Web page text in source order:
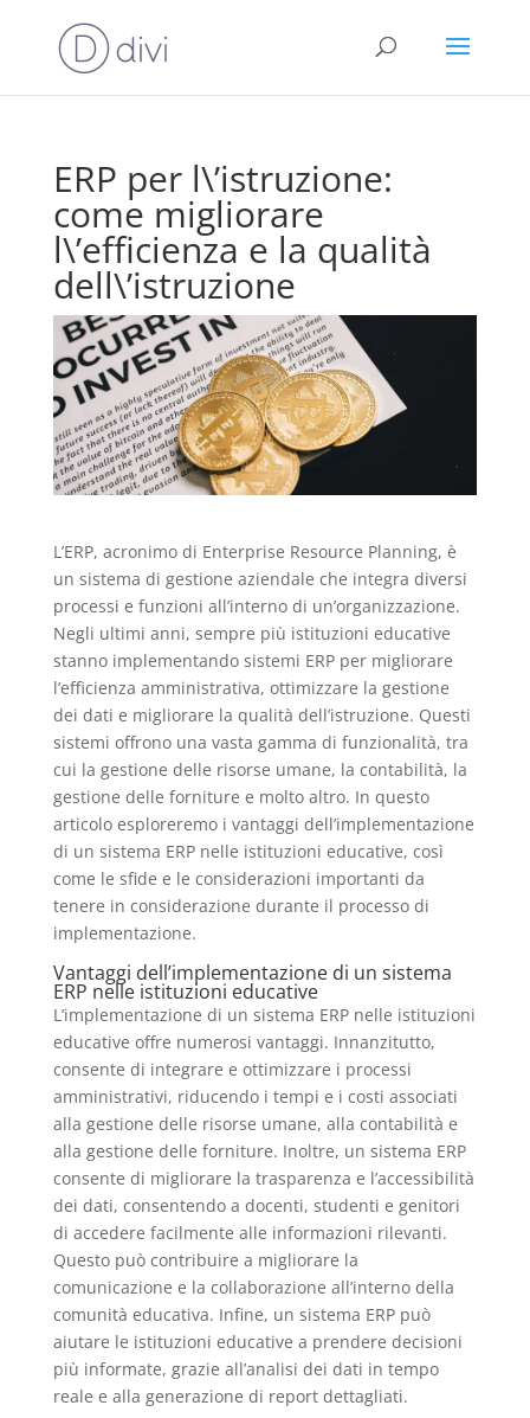
ERP per l\’istruzione:
come migliorare
l\’efficienza e la qualità
dell\’istruzione
L’ERP, acronimo di Enterprise Resource Planning, è
un sistema di gestione aziendale che integra diversi
processi e funzioni all’interno di un’organizzazione.
Negli ultimi anni, sempre più istituzioni educative
stanno implementando sistemi ERP per migliorare
l’efficienza amministrativa, ottimizzare la gestione
dei dati e migliorare la qualità dell’istruzione. Questi
sistemi offrono una vasta gamma di funzionalità, tra
cui la gestione delle risorse umane, la contabilità, la
gestione delle forniture e molto altro. In questo
articolo esploreremo i vantaggi dell’implementazione
di un sistema ERP nelle istituzioni educative, così
come le sfide e le considerazioni importanti da
tenere in considerazione durante il processo di
implementazione.
Vantaggi dell’implementazione di un sistema
ERP nelle istituzioni educative
L’implementazione di un sistema ERP nelle istituzioni
educative offre numerosi vantaggi. Innanzitutto,
consente di integrare e ottimizzare i processi
amministrativi, riducendo i tempi e i costi associati
alla gestione delle risorse umane, alla contabilità e
alla gestione delle forniture. Inoltre, un sistema ERP
consente di migliorare la trasparenza e l’accessibilità
dei dati, consentendo a docenti, studenti e genitori
di accedere facilmente alle informazioni rilevanti.
Questo può contribuire a migliorare la
comunicazione e la collaborazione all’interno della
comunità educativa. Infine, un sistema ERP può
aiutare le istituzioni educative a prendere decisioni
più informate, grazie all’analisi dei dati in tempo
reale e alla generazione di report dettagliati.